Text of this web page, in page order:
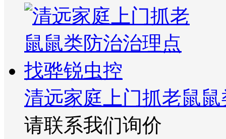
清远家庭上门抓老鼠
请联系我们询价